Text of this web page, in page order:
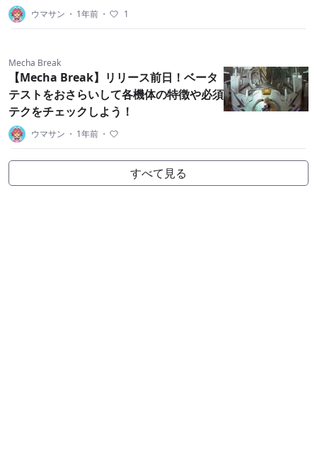
ウマサン ・ 1年前 ・ 1
Mecha Break
【Mecha Break】リリース前日！ベータ
テストをおさらいして各機体の特徴や必須
テクをチェックしよう！
ウマサン ・ 1年前 ・
すべて見る